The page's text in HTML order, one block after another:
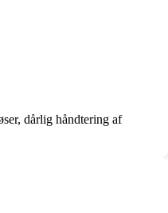
dårlig håndtering af